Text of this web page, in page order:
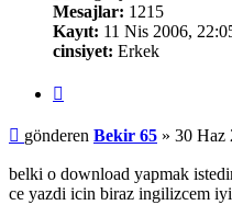
Mesajlar: 1215
Kayıt: 11 Nis 2006,
cinsiyet: Erkek
Mesaj
gönderen Bekir 65 » 30 Haz
belki o download yapmak
ce yazdi icin biraz ingilizcem